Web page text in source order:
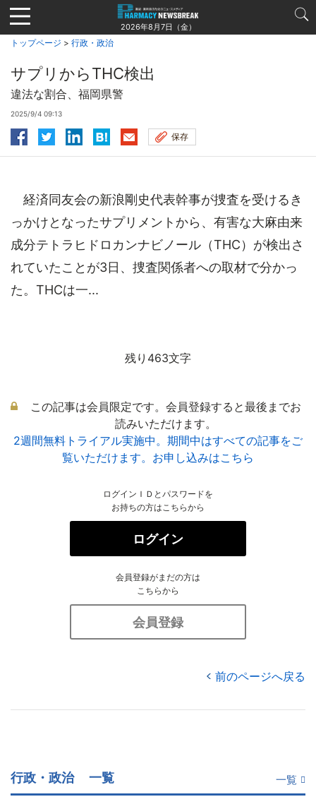
Jump
to
navigation
2026年8月7日（金）
トップページ > 行政・政治
サプリからTHC検出
違法な割合、福岡県警
2025/9/4 09:13
保存
経済同友会の新浪剛史代表幹事が捜査を受けるき
っかけとなったサプリメントから、有害な大麻由来
成分テトラヒドロカンナビノール（THC）が検出さ
れていたことが3日、捜査関係者への取材で分かっ
た。THCは一...
残り463文字
この記事は会員限定です。会員登録すると最後までお
読みいただけます。
2週間無料トライアル実施中。期間中はすべての記事をご
覧いただけます。お申し込みはこちら
ログインＩＤとパスワードを
お持ちの方はこちらから
ログイン
会員登録がまだの方は
こちらから
会員登録
前のページへ戻る
行政・政治 一覧 一覧